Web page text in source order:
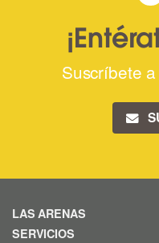
Suscríbete
LAS ARENAS
SERVICIOS